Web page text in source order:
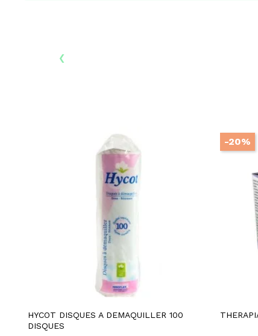
HYCOT DISQUES A DEMAQUILLER 100
DISQUES
-20%
‹